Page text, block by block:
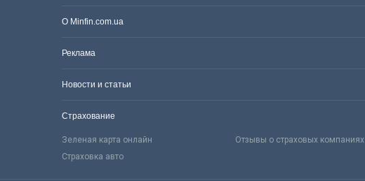
О Minfin.com.ua
Реклама
Новости и статьи
Страхование
Зеленая карта онлайн Отзывы о страховых компаниях
Страховка авто